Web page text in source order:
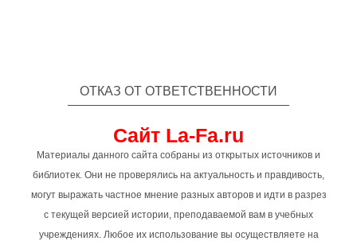
ОТКАЗ ОТ ОТВЕТСТВЕННОСТИ
Сайт La-Fa.ru
Материалы данного сайта собраны из открытых источников и
библиотек. Они не проверялись на актуальность и правдивость,
могут выражать частное мнение разных авторов и идти в разрез
с текущей версией истории, преподаваемой вам в учебных
учреждениях. Любое их использование вы осуществляете на